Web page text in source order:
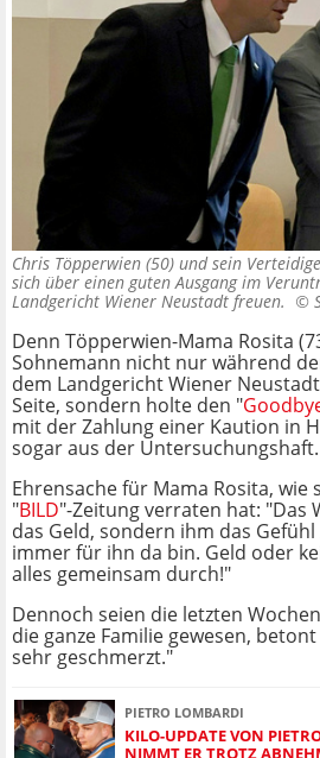
Chris Töpperwien (50) und sein
sich über einen guten Ausgang im
Landgericht Wiener Neustadt freuen. ©
Denn Töpperwien-Mama Rosita
Sohnemann nicht nur während
dem Landgericht Wiener
Seite, sondern holte den "
mit der Zahlung einer Kaution in
sogar aus der Untersuchungshaft.
Ehrensache für Mama Rosita,
"BILD"-Zeitung verraten hat: "Das
das Geld, sondern ihm das Gefühl
immer für ihn da bin. Geld oder
alles gemeinsam durch!"
Dennoch seien die letzten
die ganze Familie gewesen,
sehr geschmerzt."
PIETRO LOMBARDI
KILO-UPDATE VON
NIMMT ER TROTZ